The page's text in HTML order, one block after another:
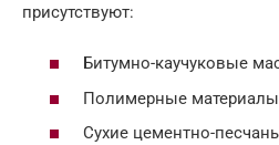
присутствуют:
Битумно-каучуковые
Полимерные материалы
Сухие цементно-